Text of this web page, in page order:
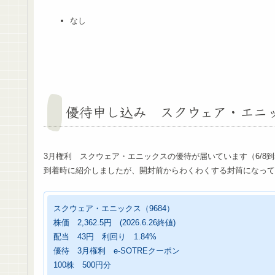
なし
優待申し込み スクウェア・エニ
3月権利 スクウェア・エニックスの優待が届いています（6/8到
到着時に紹介しましたが、開封前からわくわくする封筒にな
スクウェア・エニックス（9684）
株価 2,362.5円 (2026.6.26終値)
配当 43円 利回り 1.84%
優待 3月権利 e-SOTREクーポン
100株 500円分